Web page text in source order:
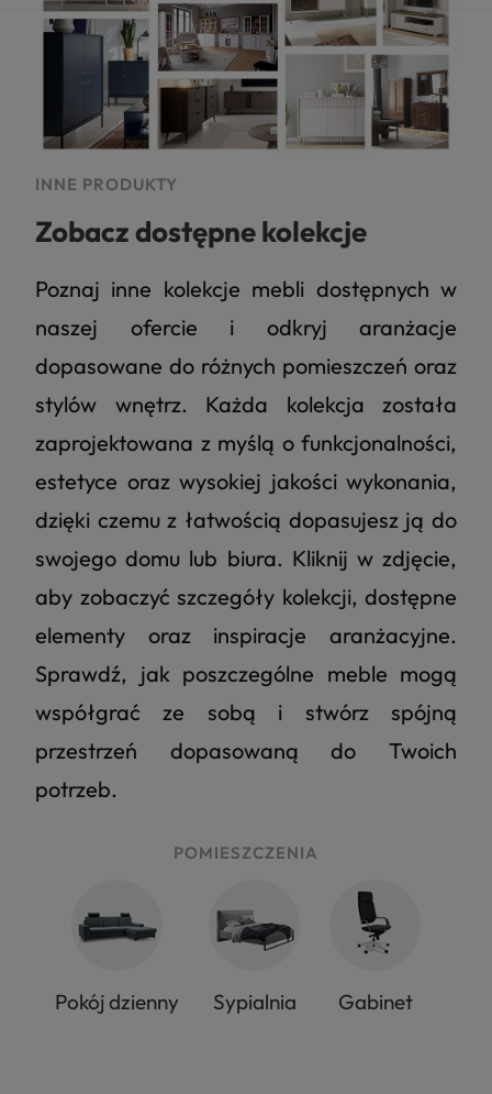
INNE PRODUKTY
Zobacz dostępne kolekcje
Poznaj inne kolekcje mebli dostępnych w
naszej ofercie i odkryj aranżacje
dopasowane do różnych pomieszczeń oraz
stylów wnętrz. Każda kolekcja została
zaprojektowana z myślą o funkcjonalności,
estetyce oraz wysokiej jakości wykonania,
dzięki czemu z łatwością dopasujesz ją do
swojego domu lub biura. Kliknij w zdjęcie,
aby zobaczyć szczegóły kolekcji, dostępne
elementy oraz inspiracje aranżacyjne.
Sprawdź, jak poszczególne meble mogą
współgrać ze sobą i stwórz spójną
przestrzeń dopasowaną do Twoich
potrzeb.
POMIESZCZENIA
Pokój dzienny Sypialnia Gabinet